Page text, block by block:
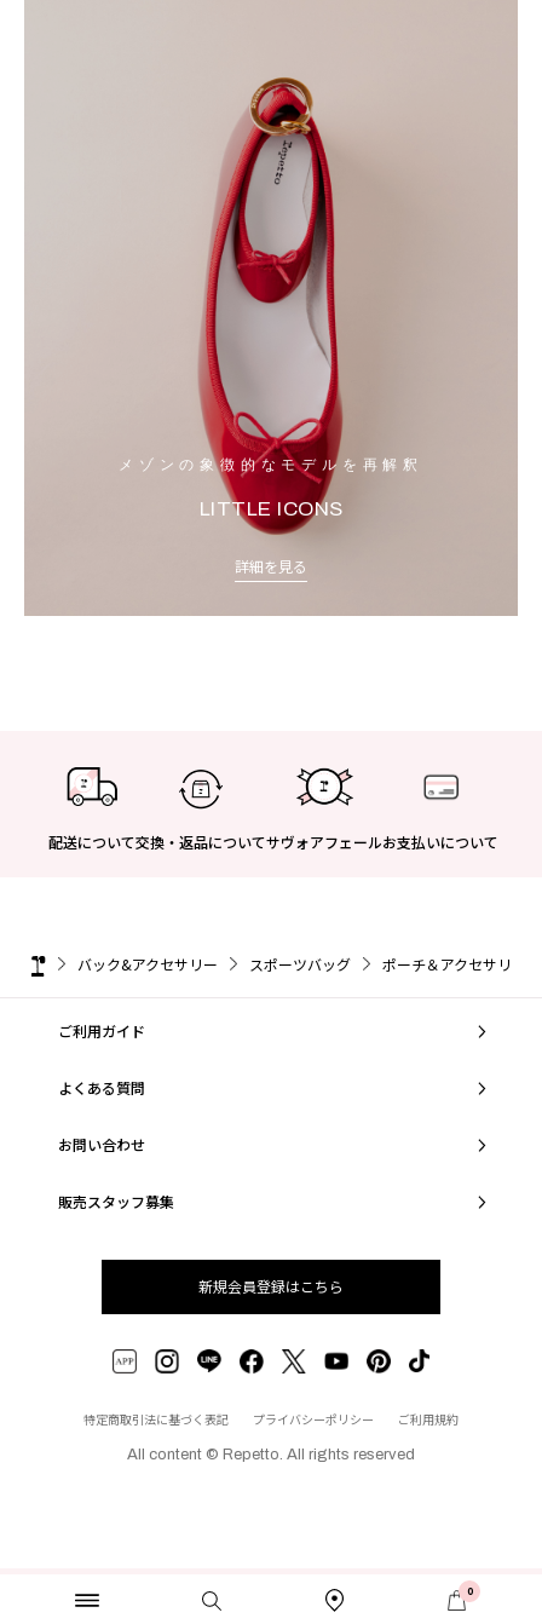
0
メゾンの象徴的なモデルを再解釈
LITTLE ICONS
詳細を見る
配送について交換・返品についてサヴォアフェールお支払いについて
バック&アクセサリー スポーツバッグ ポーチ＆アクセサリー
ご利用ガイド
よくある質問
お問い合わせ
販売スタッフ募集
新規会員登録はこちら
特定商取引法に基づく表記 プライバシーポリシー ご利用規約
All content © Repetto. All rights reserved